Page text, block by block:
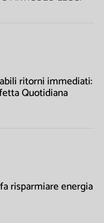
ritorni immediati:
Quotidiana
risparmiare energia
informazioni.